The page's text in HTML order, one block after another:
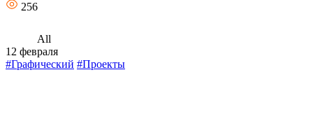
256
All
12 февраля
#Графический #Проекты